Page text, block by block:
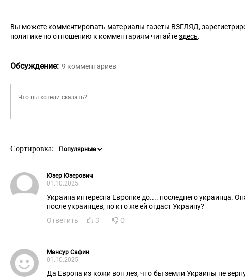
Вы можете комментировать материалы газеты ВЗГЛЯД,
политике по отношению к комментариям читайтездесь.
Обсуждение: 9 комментариев
Сортировка:
Юзер Юзерович
01.10.2025
Украина интересна Европке до.... последнего украинца.
после украинцев, но кто же ей отдаст Украину?
Ответить
3 0
Мансур Сафин
01.10.2025
Да Европа из кожи вон лез, что бы земли Украины не